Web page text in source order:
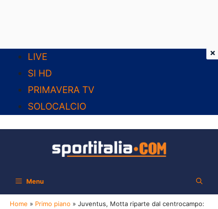
contenuto
LIVE
SI HD
PRIMAVERA TV
SOLOCALCIO
Menu
Home » Primo piano » Juventus, Motta riparte dal centrocampo:
×